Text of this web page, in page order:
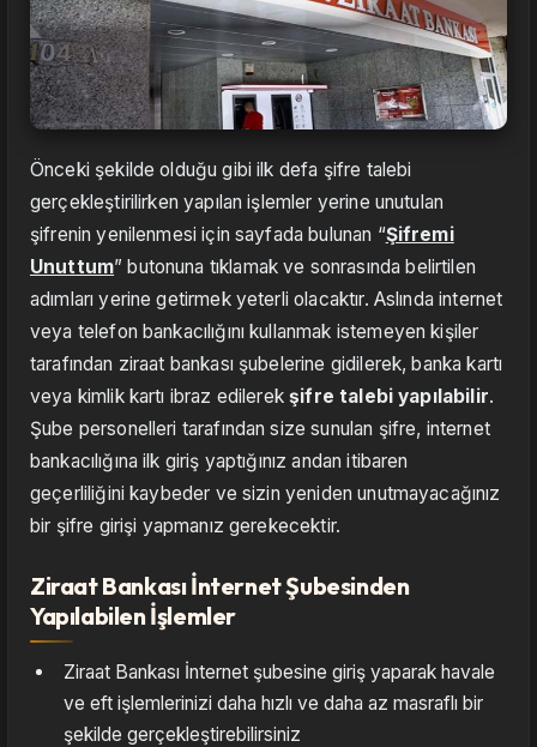
Önceki şekilde olduğu gibi ilk defa şifre talebi
gerçekleştirilirken yapılan işlemler yerine unutulan
şifrenin yenilenmesi için sayfada bulunan “Şifremi
Unuttum” butonuna tıklamak ve sonrasında belirtilen
adımları yerine getirmek yeterli olacaktır. Aslında internet
veya telefon bankacılığını kullanmak istemeyen kişiler
tarafından ziraat bankası şubelerine gidilerek, banka kartı
veya kimlik kartı ibraz edilerekşifre talebi yapılabilir.
Şube personelleri tarafından size sunulan şifre, internet
bankacılığına ilk giriş yaptığınız andan itibaren
geçerliliğini kaybeder ve sizin yeniden unutmayacağınız
bir şifre girişi yapmanız gerekecektir.
Ziraat Bankası İnternet Şubesinden
Yapılabilen İşlemler
Ziraat Bankası İnternet şubesine giriş yaparak havale
ve eft işlemlerinizi daha hızlı ve daha az masraflı bir
şekilde gerçekleştirebilirsiniz